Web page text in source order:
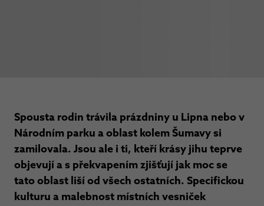
Spousta rodin trávila prázdniny u Lipna nebo v
Národním parku a oblast kolem Šumavy si
zamilovala. Jsou ale i ti, kteří krásy jihu teprve
objevují a s překvapením zjišťují jak moc se
tato oblast liší od všech ostatních. Specifickou
kulturu a malebnost místních vesniček